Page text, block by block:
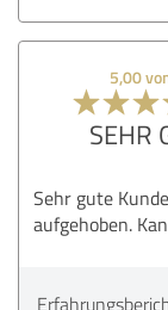
5,00
SEHR
Sehr gute
aufgehoben.